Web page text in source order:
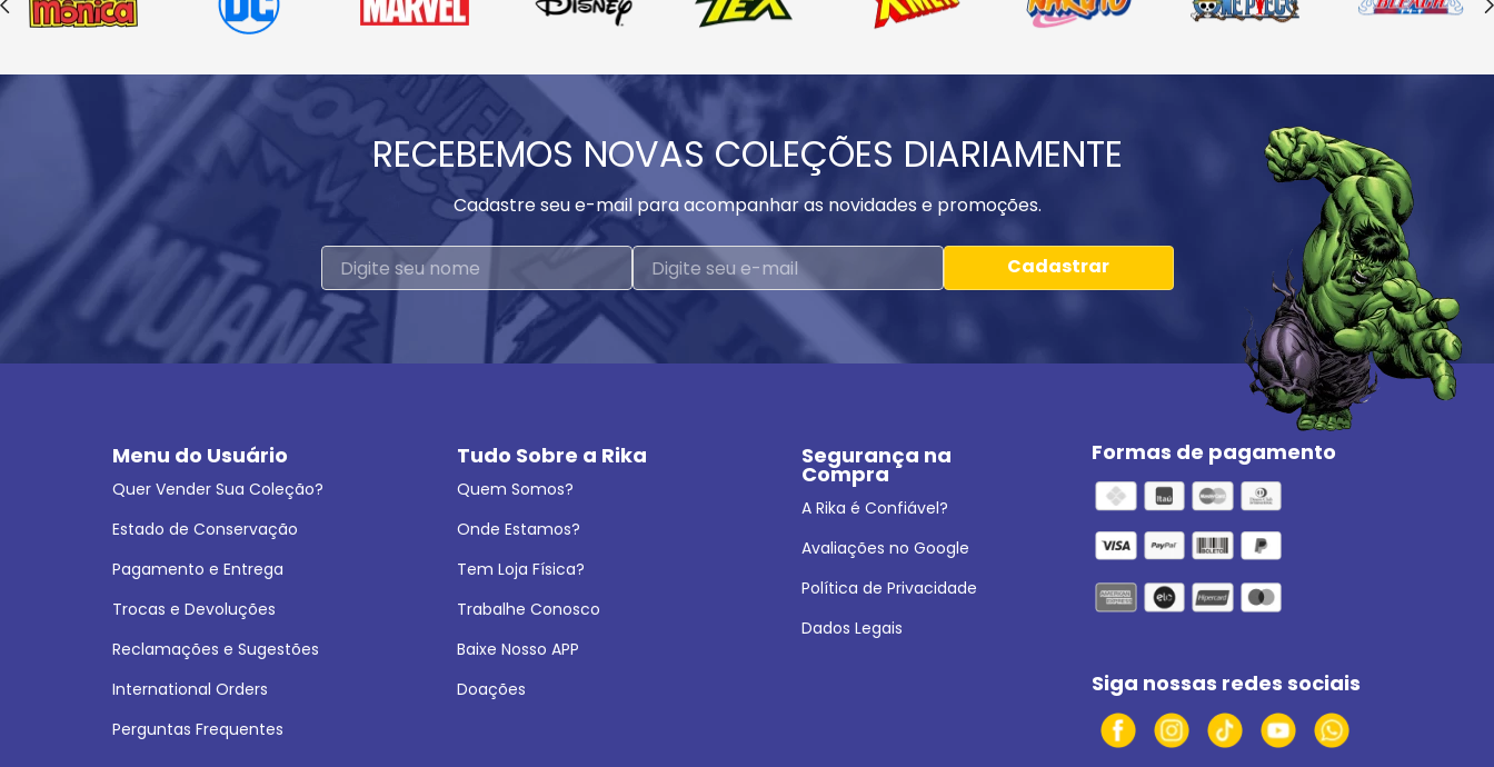
RECEBEMOS NOVAS COLEÇÕES DIARIAMENTE
Cadastre seu e-mail para acompanhar as novidades e promoções.
Cadastrar
Menu do Usuário
Quer Vender Sua Coleção?
Estado de Conservação
Pagamento e Entrega
Trocas e Devoluções
Reclamações e Sugestões
International Orders
Perguntas Frequentes
Tudo Sobre a Rika
Quem Somos?
Onde Estamos?
Tem Loja Física?
Trabalhe Conosco
Baixe Nosso APP
Doações
Segurança na
Compra
A Rika é Confiável?
Avaliações no Google
Política de Privacidade
Dados Legais
Formas de pagamento
Siga nossas redes sociais